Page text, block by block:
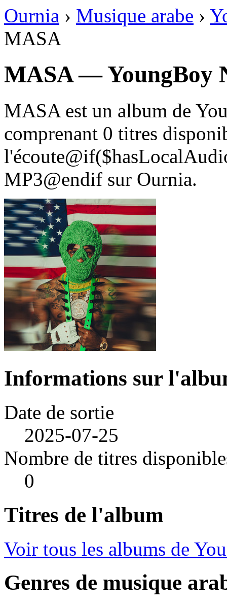
Ournia › Musique arabe ›
MASA
MASA — YoungBoy
MASA est un album de
comprenant 0 titres
MP3@endif sur Ournia.
Informations sur
Date de sortie
2025-07-25
Nombre de titres
0
Titres de l'album
Voir tous les albums de
Genres de musique